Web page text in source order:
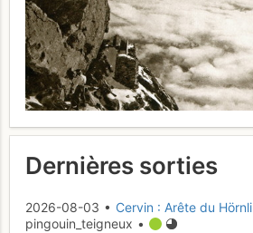
Dernières sorties
2026-08-03 • Cervin : Arête du Hörnli
pingouin_teigneux •